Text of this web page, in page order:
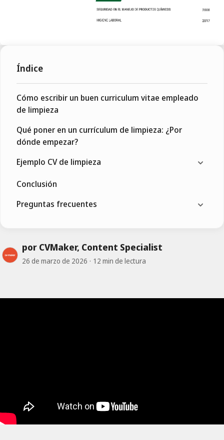
por CVMaker, Content Specialist
26 de marzo de 2026 12 min de lectura
Índice
Cómo escribir un buen curriculum vitae empleado
de limpieza
Qué poner en un currículum de limpieza: ¿Por
dónde empezar?
Ejemplo CV de limpieza
Conclusión
Preguntas frecuentes